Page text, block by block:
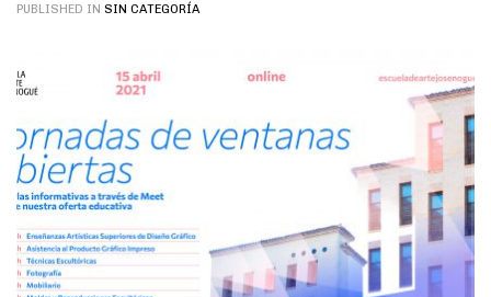
PUBLISHED IN SIN CATEGORÍA